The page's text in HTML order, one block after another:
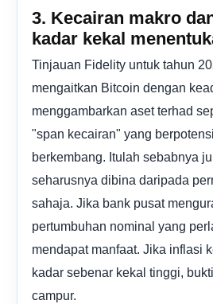
3. Kecairan makro
kadar kekal
Tinjauan Fidelity untuk tahun
mengaitkan Bitcoin dengan
menggambarkan aset terhad
"span kecairan" yang
berkembang. Itulah sebabnya
seharusnya dibina daripada
sahaja. Jika bank pusat
pertumbuhan nominal yang
mendapat manfaat. Jika inflasi
kadar sebenar kekal tinggi,
campur.